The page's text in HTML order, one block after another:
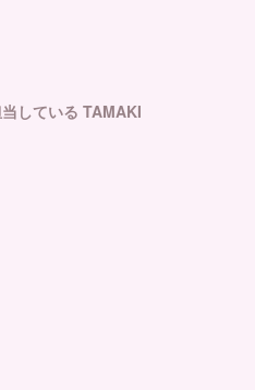
している TAMAKI